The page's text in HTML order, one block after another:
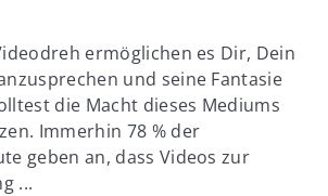
ermöglichen es Dir, Dein
und seine Fantasie
die Macht dieses Mediums
Immerhin 78 % der
geben an, dass Videos zur
...